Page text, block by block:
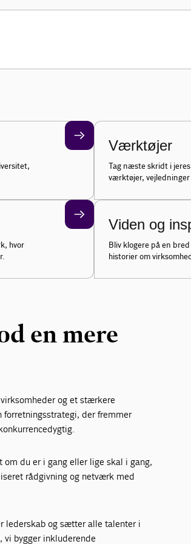
et mere inkluderende
Værktøjer
Tag næste skridt i
værktøjer,
hvor
Viden og
Bliv klogere på en
historier om
en mere
og et stærkere
der fremmer
du er i gang eller lige skal i gang,
rådgivning og netværk med
lederskab og sætter alle talenter i
vi bygger inkluderende